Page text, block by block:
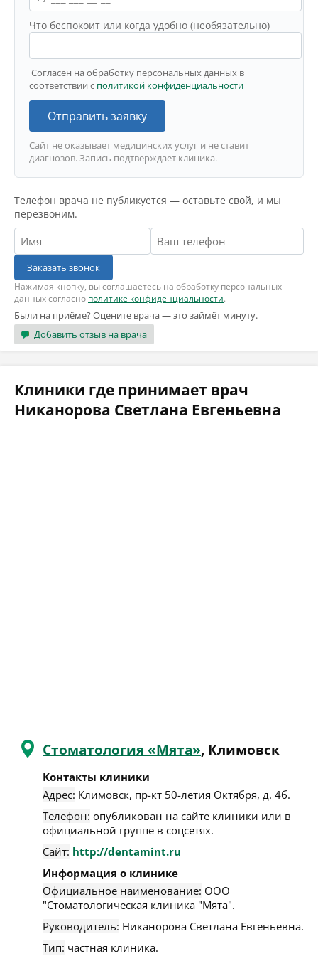
Что беспокоит или когда удобно (необязательно)
Согласен на обработку персональных данных в
соответствии с политикой конфиденциальности
Отправить заявку
Сайт не оказывает медицинских услуг и не ставит
диагнозов. Запись подтверждает клиника.
Телефон врача не публикуется — оставьте свой, и мы
перезвоним.
Заказать звонок
Нажимая кнопку, вы соглашаетесь на обработку персональных
данных согласно политике конфиденциальности.
Были на приёме? Оцените врача — это займёт минуту.
Добавить отзыв на врача
Клиники где принимает врач
Никанорова Светлана Евгеньевна
Стоматология «Мята», Климовск
Контакты клиники
Адрес: Климовск, пр-кт 50-летия Октября, д. 4б.
Телефон: опубликован на сайте клиники или в
официальной группе в соцсетях.
Сайт: http://dentamint.ru
Информация о клинике
Официальное наименование: ООО
"Стоматологическая клиника "Мята".
Руководитель: Никанорова Светлана Евгеньевна.
Тип: частная клиника.